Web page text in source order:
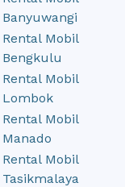
Banyuwangi
Rental Mobil
Bengkulu
Rental Mobil
Lombok
Rental Mobil
Manado
Rental Mobil
Tasikmalaya